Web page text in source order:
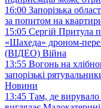
16:00 Запорізька
за попитом на
15:05 Сергій Притула
«Шахеда» дроном-
(ВІДЕО) Війна
13:55 Вогонь на
запорізькі
Новини
13:45 Там, де вирувало